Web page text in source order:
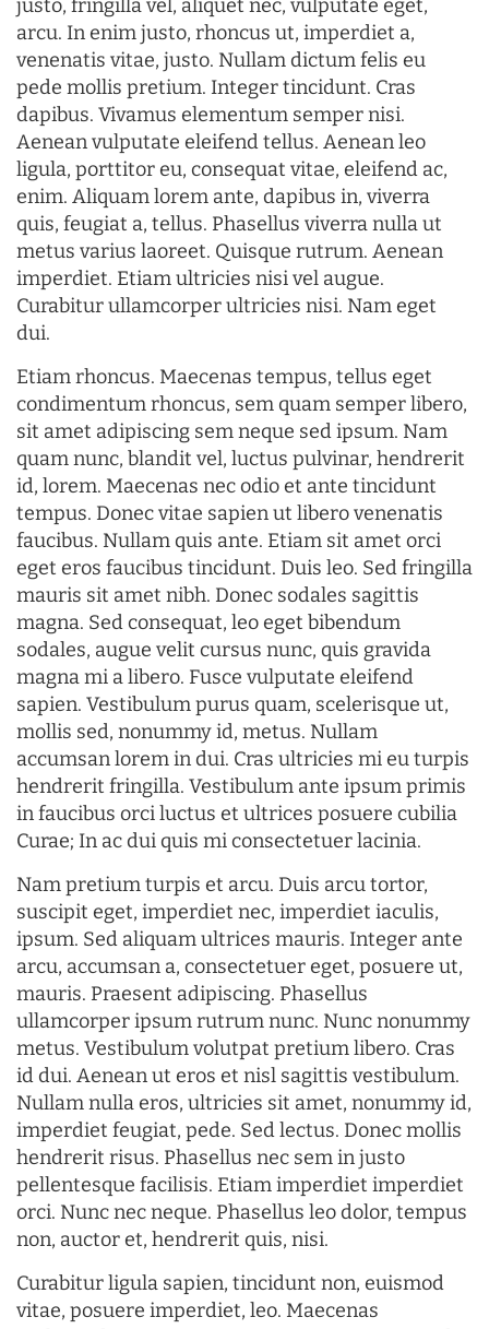
justo, fringilla vel, aliquet nec, vulputate eget,
arcu. In enim justo, rhoncus ut, imperdiet a,
venenatis vitae, justo. Nullam dictum felis eu
pede mollis pretium. Integer tincidunt. Cras
dapibus. Vivamus elementum semper nisi.
Aenean vulputate eleifend tellus. Aenean leo
ligula, porttitor eu, consequat vitae, eleifend ac,
enim. Aliquam lorem ante, dapibus in, viverra
quis, feugiat a, tellus. Phasellus viverra nulla ut
metus varius laoreet. Quisque rutrum. Aenean
imperdiet. Etiam ultricies nisi vel augue.
Curabitur ullamcorper ultricies nisi. Nam eget
dui.
Etiam rhoncus. Maecenas tempus, tellus eget
condimentum rhoncus, sem quam semper libero,
sit amet adipiscing sem neque sed ipsum. Nam
quam nunc, blandit vel, luctus pulvinar, hendrerit
id, lorem. Maecenas nec odio et ante tincidunt
tempus. Donec vitae sapien ut libero venenatis
faucibus. Nullam quis ante. Etiam sit amet orci
eget eros faucibus tincidunt. Duis leo. Sed fringilla
mauris sit amet nibh. Donec sodales sagittis
magna. Sed consequat, leo eget bibendum
sodales, augue velit cursus nunc, quis gravida
magna mi a libero. Fusce vulputate eleifend
sapien. Vestibulum purus quam, scelerisque ut,
mollis sed, nonummy id, metus. Nullam
accumsan lorem in dui. Cras ultricies mi eu turpis
hendrerit fringilla. Vestibulum ante ipsum primis
in faucibus orci luctus et ultrices posuere cubilia
Curae; In ac dui quis mi consectetuer lacinia.
Nam pretium turpis et arcu. Duis arcu tortor,
suscipit eget, imperdiet nec, imperdiet iaculis,
ipsum. Sed aliquam ultrices mauris. Integer ante
arcu, accumsan a, consectetuer eget, posuere ut,
mauris. Praesent adipiscing. Phasellus
ullamcorper ipsum rutrum nunc. Nunc nonummy
metus. Vestibulum volutpat pretium libero. Cras
id dui. Aenean ut eros et nisl sagittis vestibulum.
Nullam nulla eros, ultricies sit amet, nonummy id,
imperdiet feugiat, pede. Sed lectus. Donec mollis
hendrerit risus. Phasellus nec sem in justo
pellentesque facilisis. Etiam imperdiet imperdiet
orci. Nunc nec neque. Phasellus leo dolor, tempus
non, auctor et, hendrerit quis, nisi.
Curabitur ligula sapien, tincidunt non, euismod
vitae, posuere imperdiet, leo. Maecenas